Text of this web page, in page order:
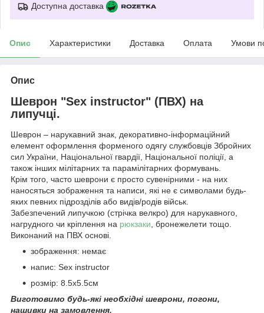
Доступна доставка
Опис Характеристики Доставка Оплата Умови
Опис
Шеврон "Sex instructor" (ПВХ) на
липучці.
Шеврон – нарукавний знак, декоративно-інформаційний
елемент оформлення форменого одягу службовців Збройних
сил України, Національної гвардії, Національної поліції, а
також інших мілітарних та парамілітарних формувань.
Крім того, часто шеврони є просто сувенірними - на них
наносяться зображення та написи, які не є символами будь-
яких певних підрозділів або видів/родів військ.
Забезпечений липучкою (стрічка велкро) для нарукавного,
нагрудного чи кріплення на рюкзаки, бронежелети тощо.
Виконаний на ПВХ основі.
зображення: немає
напис: Sex instructor
розмір: 8.5х5.5см
Виготовимо будь-які необхідні шеврони, погони,
нашивки на замовлення.